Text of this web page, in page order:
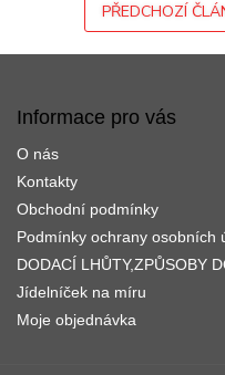
PŘEDCHOZÍ
Informace pro vás
O nás
Kontakty
Obchodní podmínky
Podmínky ochrany osobních
DODACÍ LHŮTY,ZPŮSOBY
Jídelníček na míru
Moje objednávka